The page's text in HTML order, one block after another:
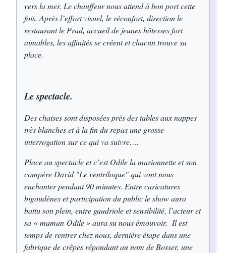
vers la mer. Le chauffeur nous attend à bon port cette
fois. Après l’effort visuel, le réconfort, direction le
restaurant le Prad, accueil de jeunes hôtesses fort
aimables, les affinités se créent et chacun trouve sa
place.
Le spectacle.
Des chaises sont disposées près des tables aux nappes
très blanches et à la fin du repas une grosse
interrogation sur ce qui va suivre….
Place au spectacle et c’est Odile la marionnette et son
compère David "Le ventriloque" qui vont nous
enchanter pendant 90 minutes. Entre caricatures
bigoudènes et participation du public le show aura
battu son plein, entre gaudriole et sensibilité, l’acteur et
sa « maman Odile » aura su nous émouvoir. Il est
temps de rentrer chez nous, dernière étape dans une
fabrique de crêpes répondant au nom de Bosser, une